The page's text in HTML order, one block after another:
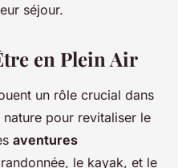
séjour.
en Plein Air
un rôle crucial dans
pour revitaliser le
aventures
le kayak, et le